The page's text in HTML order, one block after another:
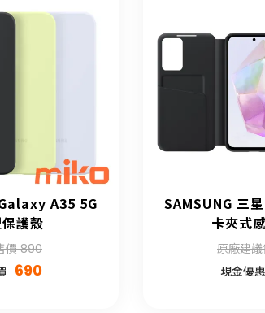
A35 5G
護殼
價 890
690
SAMSUNG 三
卡夾式
原廠建
現金優